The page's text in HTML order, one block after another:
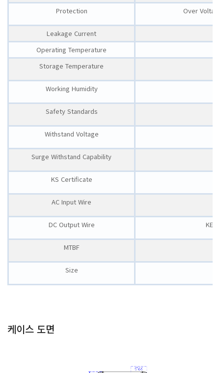
Protection Over
Leakage Current
Operating Temperature
Storage Temperature
Working Humidity
Safety Standards
Withstand Voltage
Surge Withstand Capability
KS Certificate
AC Input Wire
DC Output Wire
MTBF
Size
케이스 도면